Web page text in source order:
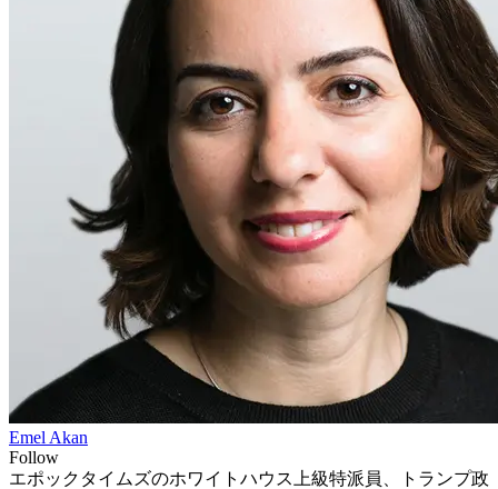
Emel Akan
Follow
エポックタイムズのホワイトハウス上級特派員、トランプ政